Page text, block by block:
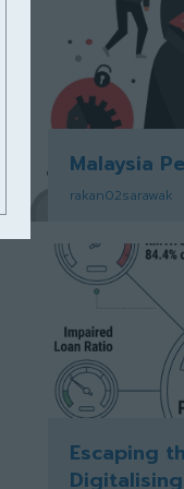
Malaysia
rakan02sarawak
Escaping